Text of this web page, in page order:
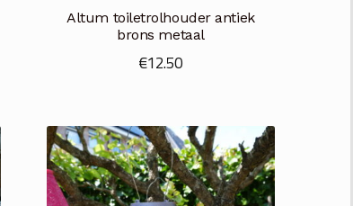
Altum toiletrolhouder antiek
brons metaal
€12.50